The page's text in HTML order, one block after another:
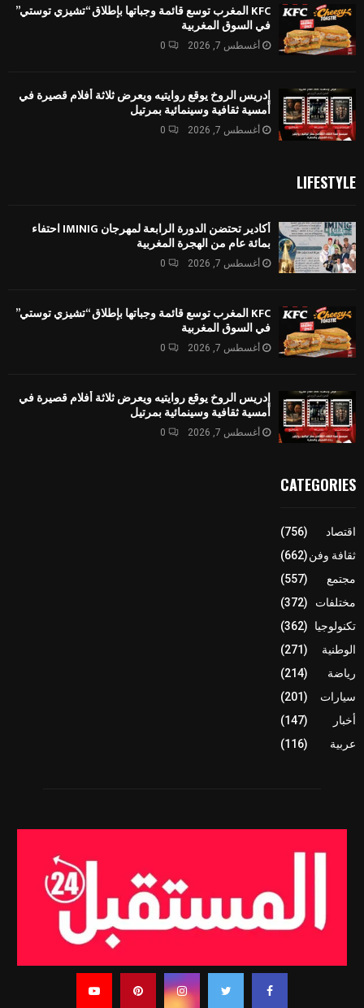
KFC المغرب توسع قائمة وجباتها بإطلاق “تشيزي توستي”
في السوق المغربية
أغسطس 7, 2026 0
إدريس الروخ يوقع روايتيه ويعرض ثلاثة أفلام قصيرة في
أمسية ثقافية وسينمائية بمرتيل
أغسطس 7, 2026 0
LIFESTYLE
أكادير تحتضن الدورة الرابعة لمهرجان IMINIG احتفاء
بمائة عام من الهجرة المغربية
أغسطس 7, 2026 0
KFC المغرب توسع قائمة وجباتها بإطلاق “تشيزي توستي”
في السوق المغربية
أغسطس 7, 2026 0
إدريس الروخ يوقع روايتيه ويعرض ثلاثة أفلام قصيرة في
أمسية ثقافية وسينمائية بمرتيل
أغسطس 7, 2026 0
CATEGORIES
اقتصاد
(756)
ثقافة وفن(662)
مجتمع
(557)
مختلفات
(372)
تكنولوجيا
(362)
الوطنية
(271)
رياضة
(214)
سيارات
(201)
أخبار
(147)
عربية
(116)